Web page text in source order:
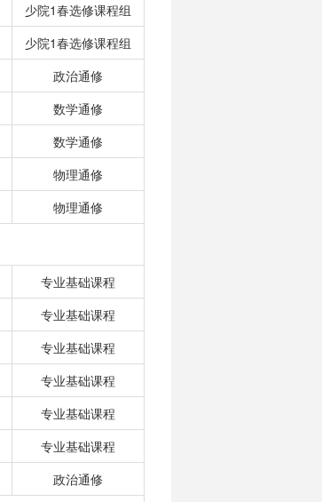
少院1春选修课程组
少院1春选修课程组
政治通修
数学通修
数学通修
物理通修
物理通修
专业基础课程
专业基础课程
专业基础课程
专业基础课程
专业基础课程
专业基础课程
政治通修